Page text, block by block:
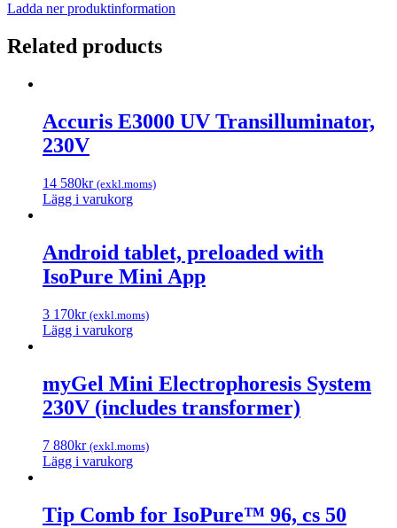
quantity
Ladda ner produktinformation
Related products
Accuris E3000 UV Transilluminator,
230V
14 580kr (exkl.moms)
Lägg i varukorg
Android tablet, preloaded with
IsoPure Mini App
3 170kr (exkl.moms)
Lägg i varukorg
myGel Mini Electrophoresis System
230V (includes transformer)
7 880kr (exkl.moms)
Lägg i varukorg
Tip Comb for IsoPure™ 96, cs 50